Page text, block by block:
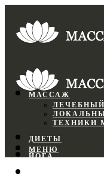
МАССАЖ
ТЕХНИКИ
ДИЕТЫ
ЙОГА
МЕНЮ